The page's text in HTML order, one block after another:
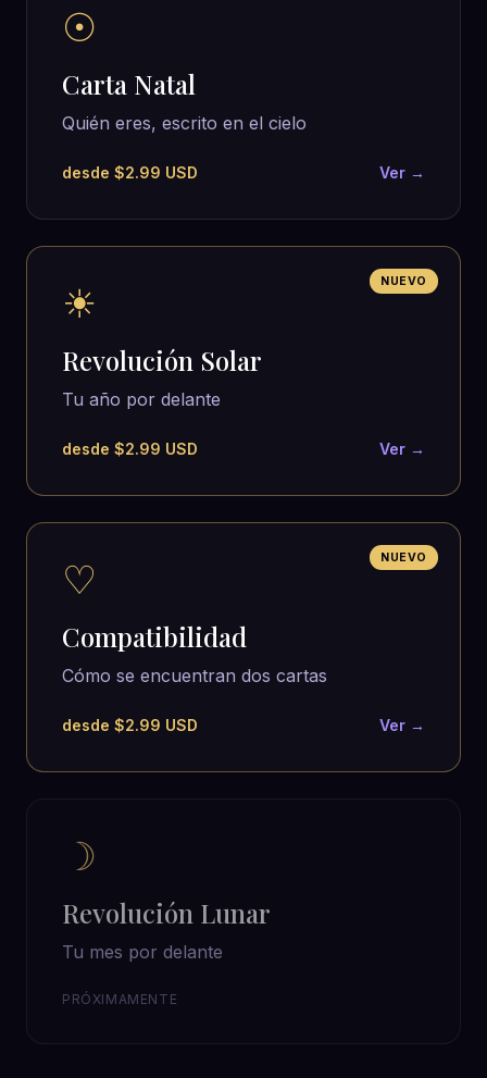
☉
Carta Natal
Quién eres, escrito en el cielo
desde $2.99 USD Ver →
NUEVO
☀
Revolución Solar
Tu año por delante
desde $2.99 USD Ver →
NUEVO
♡
Compatibilidad
Cómo se encuentran dos cartas
desde $2.99 USD Ver →
☽
Revolución Lunar
Tu mes por delante
PRÓXIMAMENTE